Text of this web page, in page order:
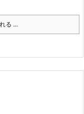
る ...